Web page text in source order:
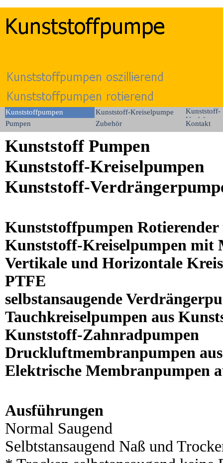
Kunststoffpumpen Kunststoff-Kreiselpumpe
Kunststoff-
Pumpen Zubehör Kontakt
Kunststoff Pumpen
Kunststoff-Kreiselpumpen
Kunststoff-
Kunststoffpumpen
Kunststoff-Kreiselpumpen mit
Vertikale und Horizontale
PTFE
selbstansaugende
Tauchkreiselpumpen aus
Kunststoff-Zahnradpumpen
Druckluftmembranpumpen
Elektrische Membranpumpen
Ausführungen
Normal Saugend
Selbtstansaugend Naß und